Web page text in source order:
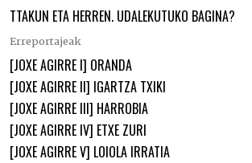
TTAKUN ETA HERREN. UDALEKUTUKO BAGINA?
Erreportajeak
[JOXE AGIRRE I] ORANDA
[JOXE AGIRRE II] IGARTZA TXIKI
[JOXE AGIRRE III] HARROBIA
[JOXE AGIRRE IV] ETXE ZURI
[JOXE AGIRRE V] LOIOLA IRRATIA